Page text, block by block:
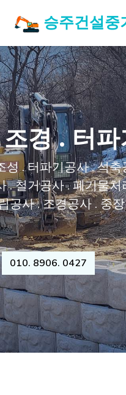
승주건설중
폐기물처
토목공사 . 부지조성 .
지이장 . 벌목공사 .
토작업 . 관로 매립공
및 작업 전문.
포크레인 전문